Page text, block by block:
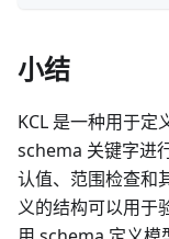
小结
KCL 是一种用于定
schema 关键字进
认值、范围检查和
义的结构可以用于